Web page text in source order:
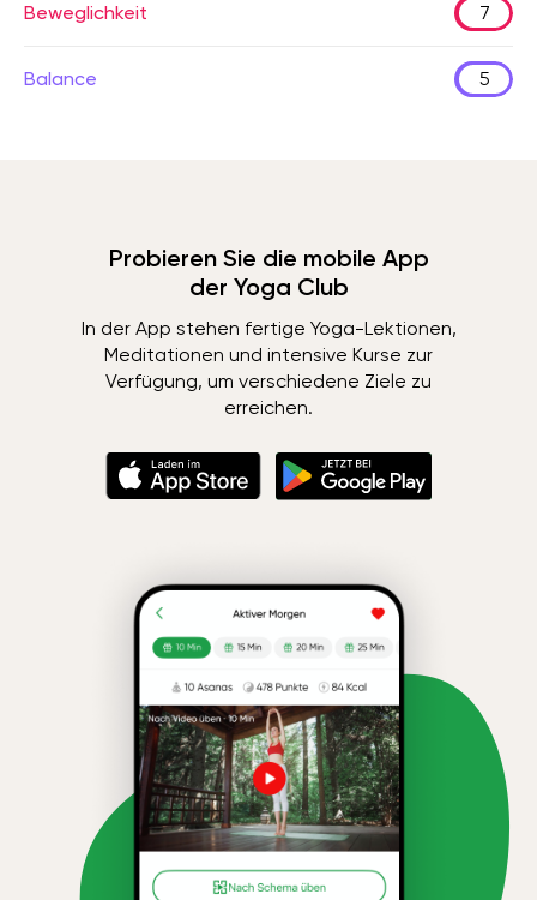
Beweglichkeit 7
Balance 5
Probieren Sie die mobile App
der Yoga Club
In der App stehen fertige Yoga-Lektionen,
Meditationen und intensive Kurse zur
Verfügung, um verschiedene Ziele zu
erreichen.